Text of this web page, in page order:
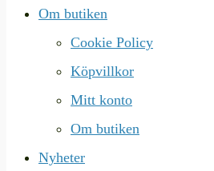
Om butiken
Cookie Policy
Köpvillkor
Mitt konto
Om butiken
Nyheter